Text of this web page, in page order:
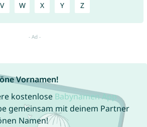
V W X Y Z
Vornamen!
kostenlose Babynamen App
gemeinsam mit deinem Partner
Namen!